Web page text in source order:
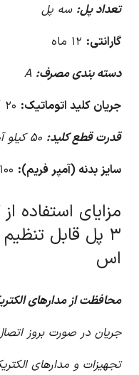
تعداد پل: سه پل
گارانتی:
دسته بندی مصرف: A
جریان کلید اتوماتیک:
قدرت قطع کلید:
سایز بدنه (آمپر فریم):
مزایای استفاده
اس
محافظت از مدارهای
جریان در صورت بروز
تجهیزات و مدارهای